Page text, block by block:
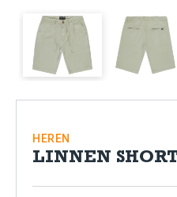
HEREN
LINNEN